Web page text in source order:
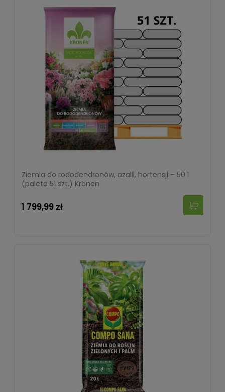
Ziemia do rododendronów, azalii, hortensji – 50 l
(paleta 51 szt.) Kronen
1 799,99 zł